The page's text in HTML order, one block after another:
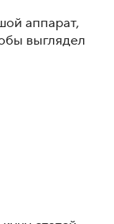
аппарат,
выглядел